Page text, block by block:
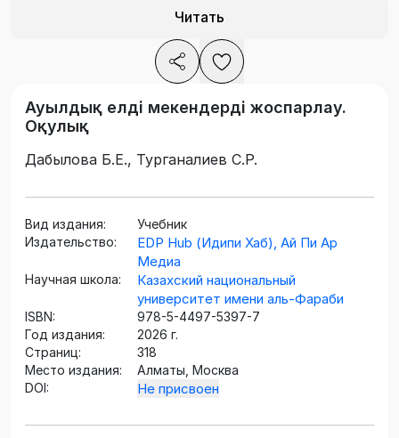
Читать
Ауылдық елді мекендерді жоспарлау.
Оқулық
Дабылова Б.Е., Турганалиев С.Р.
Вид издания:
Учебник
Издательство:
EDP Hub (Идипи Хаб), Ай Пи Ар
Медиа
Научная школа:
Казахский национальный
университет имени аль-Фараби
ISBN:
978-5-4497-5397-7
Год издания:
2026 г.
Страниц:
318
Место издания:
Алматы, Москва
DOI:
Не присвоен